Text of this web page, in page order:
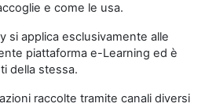
e come le usa.
si applica esclusivamente alle
piattaforma e-Learning ed è
della stessa.
raccolte tramite canali diversi